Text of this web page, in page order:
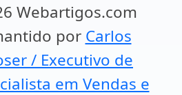
Webartigos.com
por Carlos
/ Executivo de
em Vendas e